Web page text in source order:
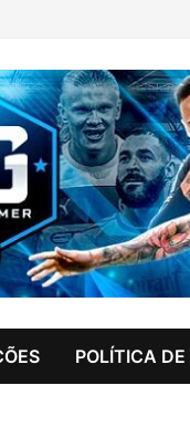
POLÍTICA